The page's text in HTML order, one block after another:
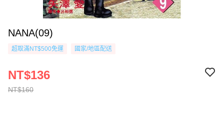
NANA(09)
超取滿NT$500免運 國家/地區配送
NT$160
NT$136